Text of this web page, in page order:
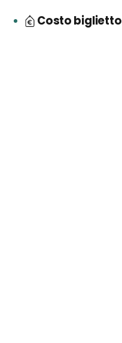
Costo biglietto